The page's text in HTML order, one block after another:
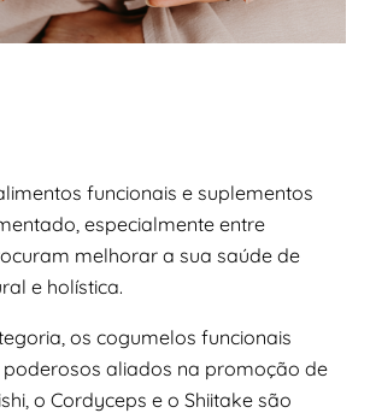
funcionais e suplementos
especialmente entre
melhorar a sua saúde de
e holística.
os cogumelos funcionais
aliados na promoção de
o Cordyceps e o Shiitake são